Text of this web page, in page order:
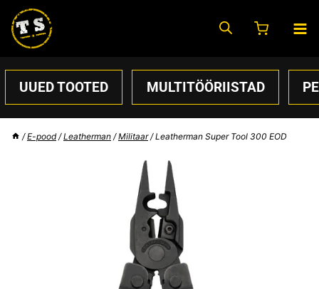
content
UUED TOOTED MULTITÖÖRIISTAD
/ E-pood / Leatherman / Militaar / Leatherman Super Tool 300 EOD